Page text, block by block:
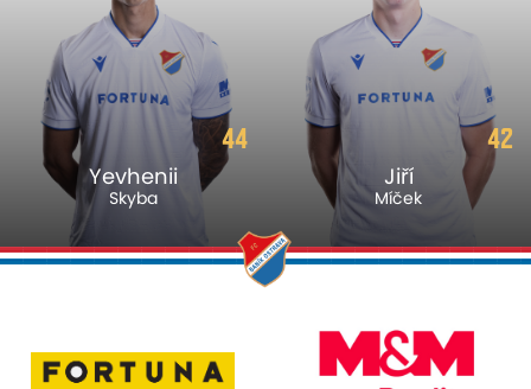
44
Yevhenii
Skyba
42
Jiří
Míček